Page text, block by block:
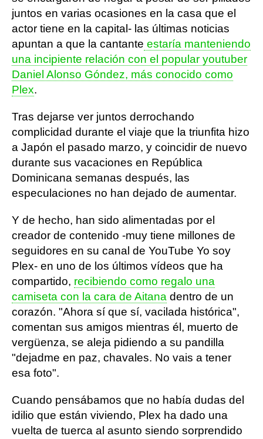
juntos en varias ocasiones en la casa que el
actor tiene en la capital- las últimas noticias
apuntan a que la cantante estaría manteniendo
una incipiente relación con el popular youtuber
Daniel Alonso Góndez, más conocido como
Plex.
Tras dejarse ver juntos derrochando
complicidad durante el viaje que la triunfita hizo
a Japón el pasado marzo, y coincidir de nuevo
durante sus vacaciones en República
Dominicana semanas después, las
especulaciones no han dejado de aumentar.
Y de hecho, han sido alimentadas por el
creador de contenido -muy tiene millones de
seguidores en su canal de YouTube Yo soy
Plex- en uno de los últimos vídeos que ha
compartido, recibiendo como regalo una
camiseta con la cara de Aitana dentro de un
corazón. "Ahora sí que sí, vacilada histórica",
comentan sus amigos mientras él, muerto de
vergüenza, se aleja pidiendo a su pandilla
"dejadme en paz, chavales. No vais a tener
esa foto".
Cuando pensábamos que no había dudas del
idilio que están viviendo, Plex ha dado una
vuelta de tuerca al asunto siendo sorprendido